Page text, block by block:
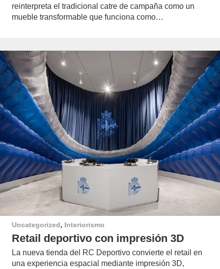
reinterpreta el tradicional catre de campaña como un
mueble transformable que funciona como…
Uncategorized, Interiorismo
Retail deportivo con impresión 3D
La nueva tienda del RC Deportivo convierte el retail en
una experiencia espacial mediante impresión 3D,